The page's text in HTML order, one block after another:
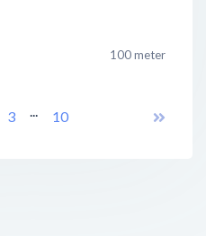
100 meter
3 ... 10